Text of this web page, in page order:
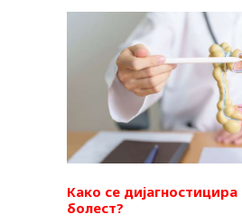
Како се
болест?